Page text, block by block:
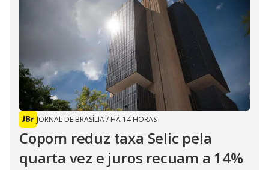
JORNAL DE BRASÍLIA/ HÁ 14 HORAS
Copom reduz taxa Selic pela
quarta vez e juros recuam a 14%